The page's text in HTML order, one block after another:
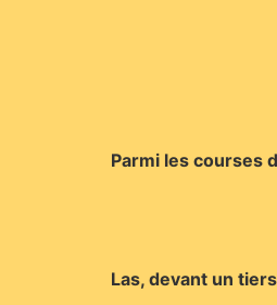
Parmi les courses
Las, devant un